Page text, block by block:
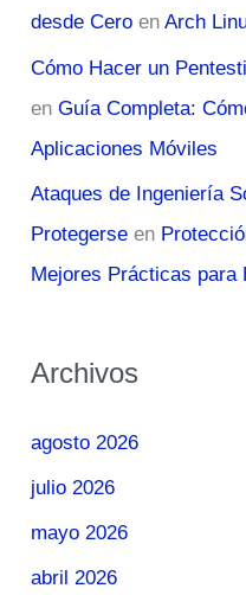
desde Cero enArch
Cómo Hacer un
enGuía Completa:
Aplicaciones Móviles
Ataques de Ingeniería
Protegerse en
Mejores Prácticas para
Archivos
agosto 2026
julio 2026
mayo 2026
abril 2026